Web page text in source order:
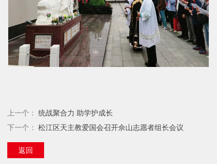
上一个：统战聚合力 助学护成长
下一个：松江区天主教爱国会召开佘山志愿者组长会议
返回